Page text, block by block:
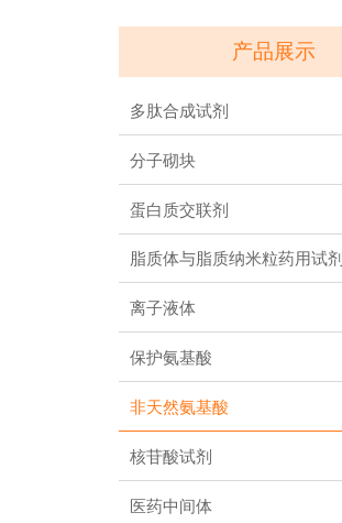
产品展示
多肽合成试剂
分子砌块
蛋白质交联剂
脂质体与脂质纳米粒药用试剂
离子液体
保护氨基酸
非天然氨基酸
核苷酸试剂
医药中间体